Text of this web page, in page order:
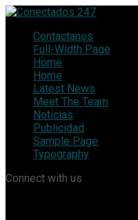
Contactanos
Full-Width Page
Home
Home
Latest News
Meet The Team
Noticias
Publicidad
Sample Page
Typography
Connect with us